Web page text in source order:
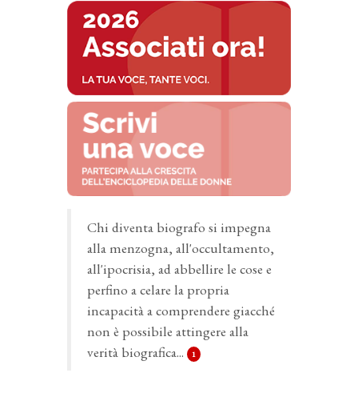
Chi diventa biografo si impegna
alla menzogna, all'occultamento,
all'ipocrisia, ad abbellire le cose e
perfino a celare la propria
incapacità a comprendere giacché
non è possibile attingere alla
verità biografica...
1